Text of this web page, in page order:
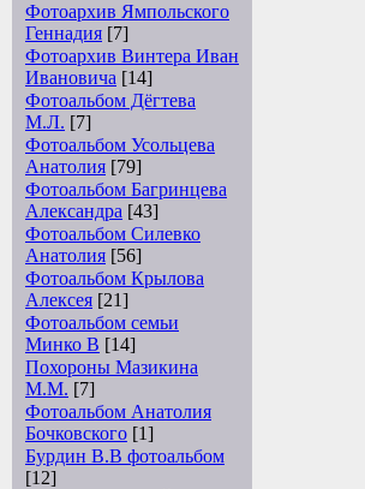
Фотоархив Ямпольского
Геннадия [7]
Фотоархив Винтера Иван
Ивановича [14]
Фотоальбом Дёгтева
М.Л. [7]
Фотоальбом Усольцева
Анатолия [79]
Фотоальбом Багринцева
Александра [43]
Фотоальбом Силевко
Анатолия [56]
Фотоальбом Крылова
Алексея [21]
Фотоальбом семьи
Минко В [14]
Похороны Мазикина
М.М. [7]
Фотоальбом Анатолия
Бочковского [1]
Бурдин В.В фотоальбом
[12]